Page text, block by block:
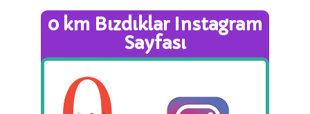
0 km Bızdıklar Instagram
Sayfası